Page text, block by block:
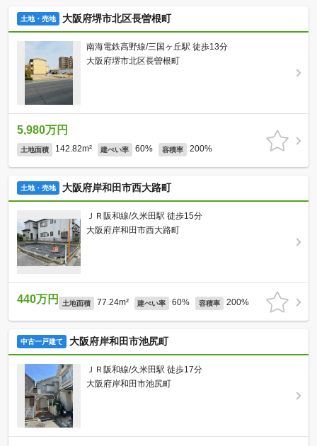
土地・売地 大阪府堺市北区長曽根町
南海電鉄高野線/三国ヶ丘駅 徒歩13分
大阪府堺市北区長曽根町
5,980万円
土地面積 142.82m² 建ぺい率 60% 容積率 200%
土地・売地 大阪府岸和田市西大路町
ＪＲ阪和線/久米田駅 徒歩15分
大阪府岸和田市西大路町
440万円 土地面積 77.24m² 建ぺい率 60% 容積率 200%
中古一戸建て 大阪府岸和田市池尻町
ＪＲ阪和線/久米田駅 徒歩17分
大阪府岸和田市池尻町